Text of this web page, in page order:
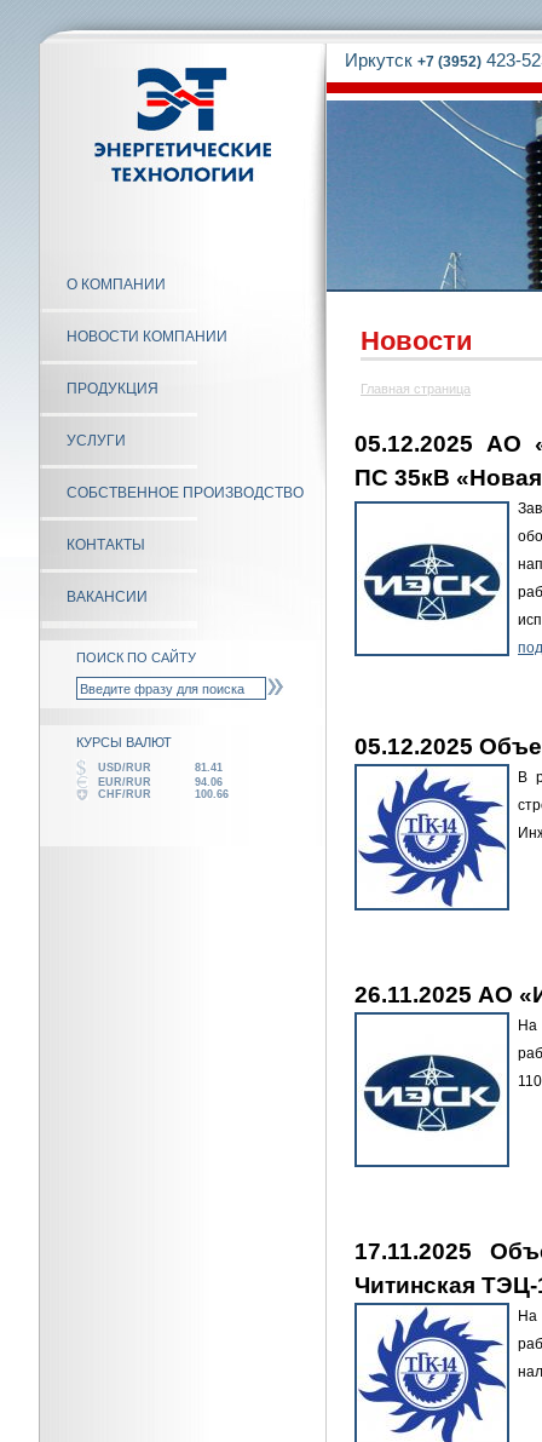
О КОМПАНИИ
НОВОСТИ КОМПАНИИ
ПРОДУКЦИЯ
УСЛУГИ
СОБСТВЕННОЕ ПРОИЗВОДСТВО
КОНТАКТЫ
ВАКАНСИИ
ПОИСК ПО САЙТУ
КУРСЫ ВАЛЮТ
USD/RUR
81.41
EUR/RUR
94.06
CHF/RUR
100.66
Иркутск +7 (3952) 423-
Новости
Главная страница
05.12.2025 АО
ПС 35кВ
05.12.2025
В
26.11.2025 АО
На
17.11.2025
Читинская ТЭЦ-
На